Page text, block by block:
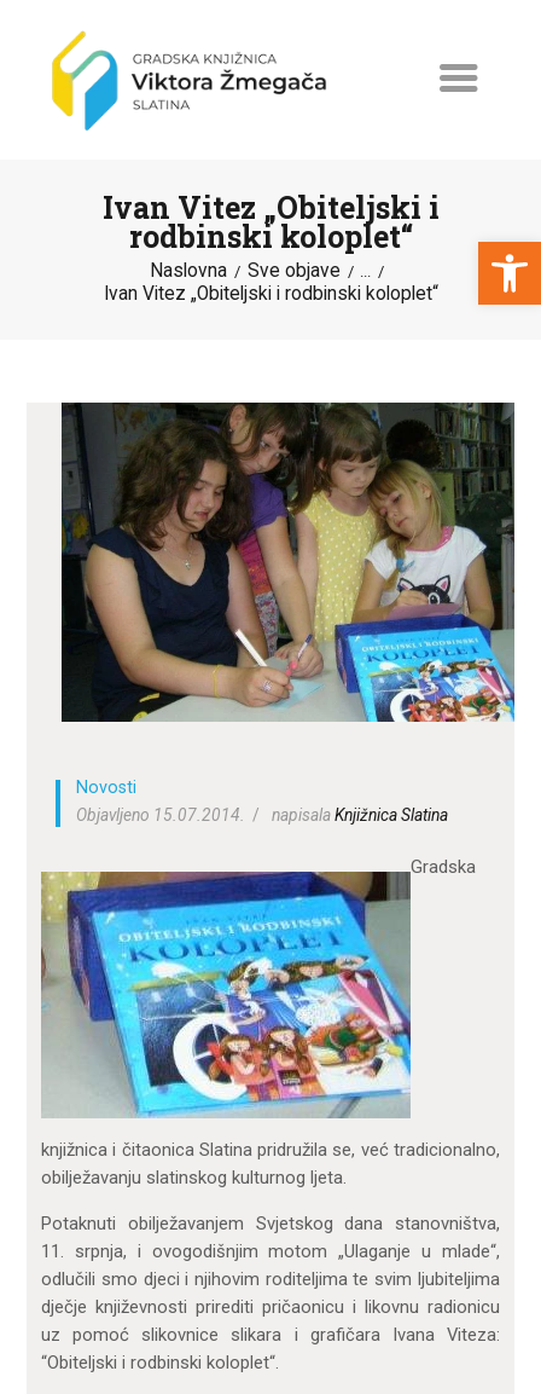
Open toolbar
Ivan Vitez „Obiteljski i
rodbinski koloplet“
Naslovna Sve objave ...
Ivan Vitez „Obiteljski i rodbinski koloplet“
NASLOVNA
PROGRAMI I PROJEKTI
KATALOG
O KNJIŽNICI
ZA KORISNIKE
ODJELI
DOKUMENTI
KONTAKT
Novosti
Objavljeno 15.07.2014.
napisalaKnjižnica Slatina
Gradska
knjižnica i čitaonica Slatina pridružila se, već tradicionalno,
obilježavanju slatinskog kulturnog ljeta.
Potaknuti obilježavanjem Svjetskog dana stanovništva,
11. srpnja, i ovogodišnjim motom „Ulaganje u mlade“,
odlučili smo djeci i njihovim roditeljima te svim ljubiteljima
dječje književnosti prirediti pričaonicu i likovnu radionicu
uz pomoć slikovnice slikara i grafičara Ivana Viteza:
“Obiteljski i rodbinski koloplet“.